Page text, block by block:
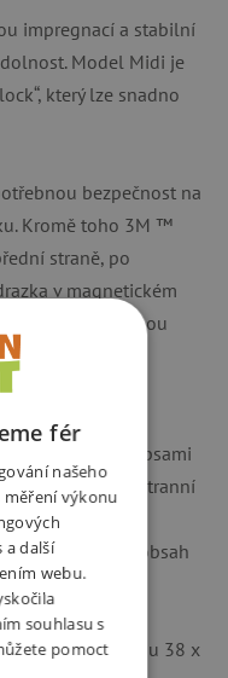
impregnací a stabilní
Model Midi je
který lze snadno
bezpečnost na
Kromě toho 3M ™
straně, po
v magnetickém
nití zajistí vysokou
kapsou s
postranními kapsami
na zip. Postranní
na pití. Díky
dno chrání obsah
Její rozměry jsou 38 x
fér
našeho
měření výkonu
a další
webu.
souhlasu s
pomoct